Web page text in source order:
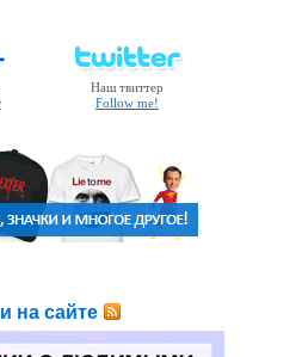
Наш твиттер
Follow me!
на сайте